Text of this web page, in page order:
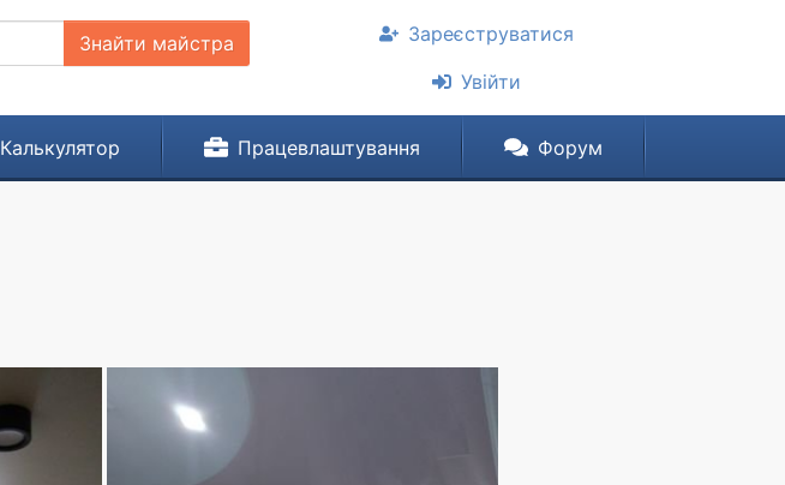
Знайти майстра
Зареєструватися
Увійти
Калькулятор Працевлаштування Форум